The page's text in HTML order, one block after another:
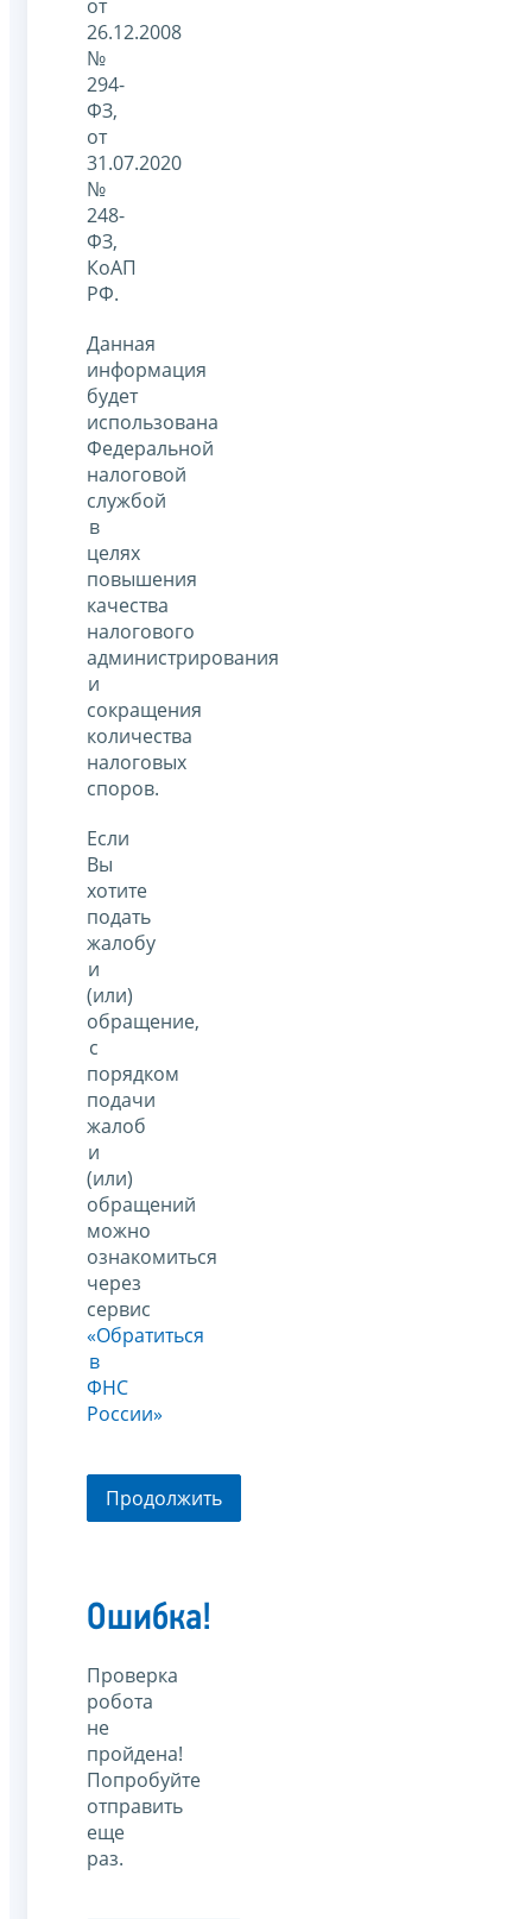
от
26.12.2008
№
294-
ФЗ,
от
31.07.2020
№
248-
ФЗ,
КоАП
РФ.
Данная
информация
будет
использована
Федеральной
налоговой
службой
в
целях
повышения
качества
налогового
администрирования
и
сокращения
количества
налоговых
споров.
Если
Вы
хотите
подать
жалобу
и
(или)
обращение,
с
порядком
подачи
жалоб
и
(или)
обращений
можно
ознакомиться
через
сервис
«Обратиться
в
ФНС
России»
Продолжить
Ошибка!
Проверка
робота
не
пройдена!
Попробуйте
отправить
еще
раз.